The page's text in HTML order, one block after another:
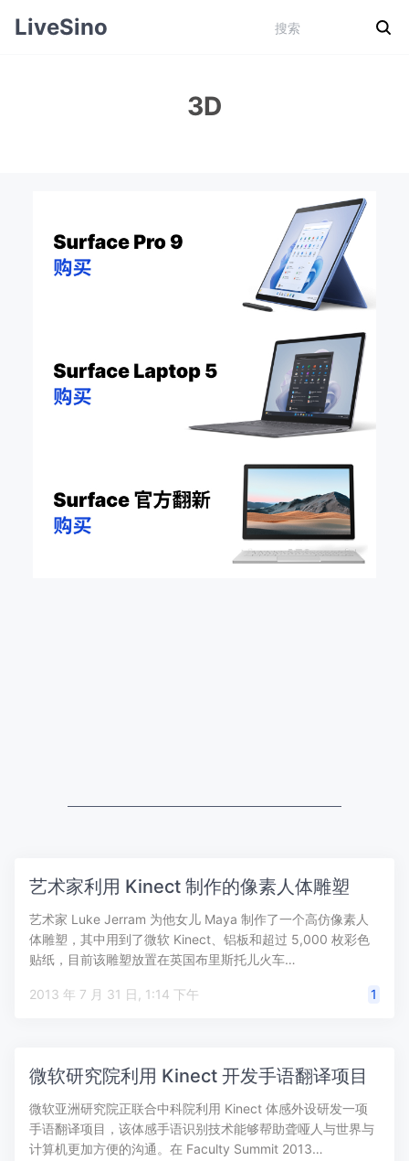
LiveSino
3D
艺术家利用 Kinect 制作的像素人体雕塑
艺术家 Luke Jerram 为他女儿 Maya 制作了一个高仿像素人
体雕塑，其中用到了微软 Kinect、铝板和超过 5,000 枚彩色
贴纸，目前该雕塑放置在英国布里斯托儿火车…
2013 年 7 月 31 日, 1:14 下午 1
微软研究院利用 Kinect 开发手语翻译项目
微软亚洲研究院正联合中科院利用 Kinect 体感外设研发一项
手语翻译项目，该体感手语识别技术能够帮助聋哑人与世界与
计算机更加方便的沟通。在 Faculty Summit 2013…